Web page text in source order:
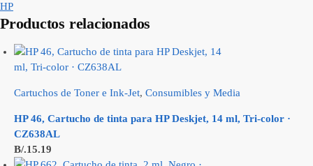
HP
Productos relacionados
Cartuchos de Toner e Ink-Jet, Consumibles y Media
HP 46, Cartucho de tinta para HP Deskjet, 14 ml, Tri-color ·
CZ638AL
B/.15.19